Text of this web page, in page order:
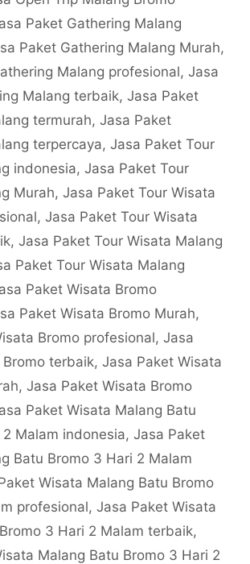
Paket Gathering Malang
Paket Gathering Malang Murah,
Malang profesional, Jasa
Malang terbaik, Jasa Paket
termurah, Jasa Paket
terpercaya, Jasa Paket Tour
indonesia, Jasa Paket Tour
Murah, Jasa Paket Tour Wisata
, Jasa Paket Tour Wisata
, Jasa Paket Tour Wisata Malang
Paket Tour Wisata Malang
Paket Wisata Bromo
Paket Wisata Bromo Murah,
Bromo profesional, Jasa
terbaik, Jasa Paket Wisata
, Jasa Paket Wisata Bromo
Paket Wisata Malang Batu
Malam indonesia, Jasa Paket
Batu Bromo 3 Hari 2 Malam
Wisata Malang Batu Bromo
profesional, Jasa Paket Wisata
3 Hari 2 Malam terbaik,
Malang Batu Bromo 3 Hari 2